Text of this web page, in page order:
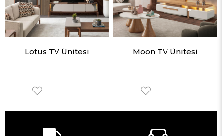
Lotus TV Ünitesi Moon TV Ünitesi